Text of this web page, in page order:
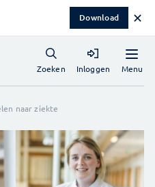
Download ✕
Menu
Zoeken Inloggen
naar ziekte